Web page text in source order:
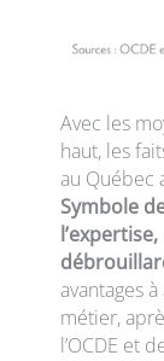
Avec les
haut, les
au Québec
Symbole
avantages
métier,
l’OCDE et